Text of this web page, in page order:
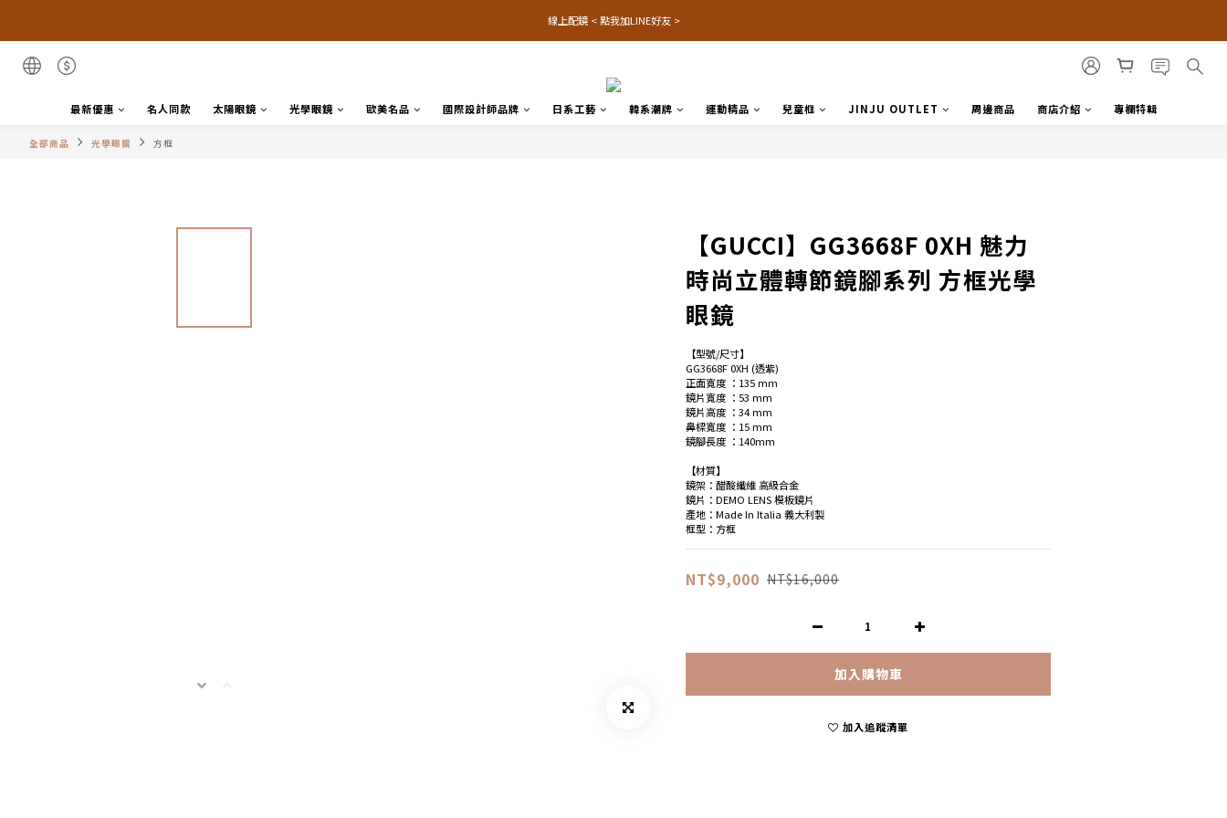
線上配鏡 < 點我加LINE好友 >
最新優惠 名人同款 太陽眼鏡 光學眼鏡 歐美名品 國際設計師品牌 日系工藝 韓系潮牌 運動精品 兒童框 JINJU OUTLET 周邊商品 商店介紹 專欄特輯
全部商品 光學眼鏡 方框
【GUCCI】GG3668F 0XH 魅力
時尚立體轉節鏡腳系列 方框光學
眼鏡
【型號/尺寸】
GG3668F 0XH (透紫)
正面寬度 ：135 mm
鏡片寬度 ：53 mm
鏡片高度 ：34 mm
鼻樑寬度 ：15 mm
鏡腳長度 ：140mm
【材質】
鏡架：醋酸纖維 高級合金
鏡片：DEMO LENS 模板鏡片
產地：Made In Italia 義大利製
框型：方框
NT$9,000 NT$16,000
加入購物車
加入追蹤清單